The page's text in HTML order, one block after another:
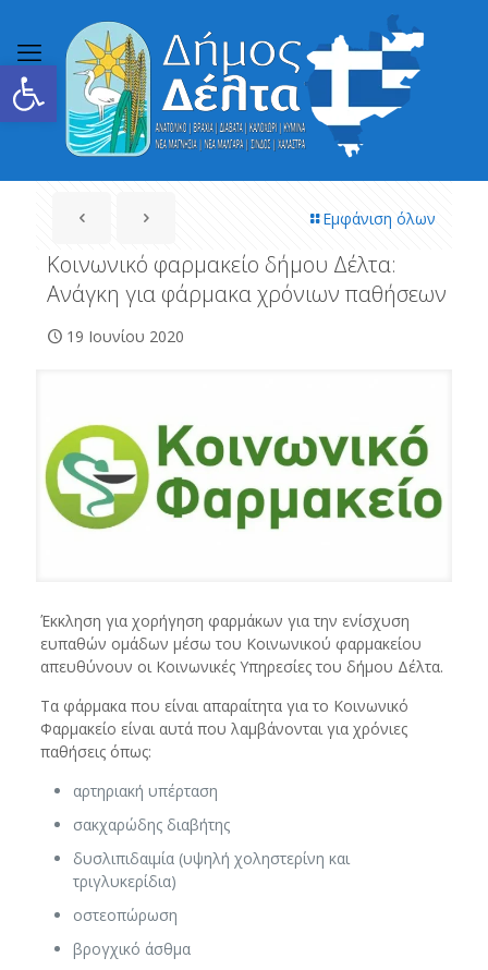
Ανοίξτε τη γραμμή εργαλείων
Εμφάνιση όλων
Κοινωνικό φαρμακείο δήμου Δέλτα:
Ανάγκη για φάρμακα χρόνιων παθήσεων
19 Ιουνίου 2020
Έκκληση για χορήγηση φαρμάκων για την ενίσχυση
ευπαθών ομάδων μέσω του Κοινωνικού φαρμακείου
απευθύνουν οι Κοινωνικές Υπηρεσίες του δήμου Δέλτα.
Τα φάρμακα που είναι απαραίτητα για το Κοινωνικό
Φαρμακείο είναι αυτά που λαμβάνονται για χρόνιες
παθήσεις όπως:
αρτηριακή υπέρταση
σακχαρώδης διαβήτης
δυσλιπιδαιμία (υψηλή χοληστερίνη και
τριγλυκερίδια)
οστεοπώρωση
βρογχικό άσθμα